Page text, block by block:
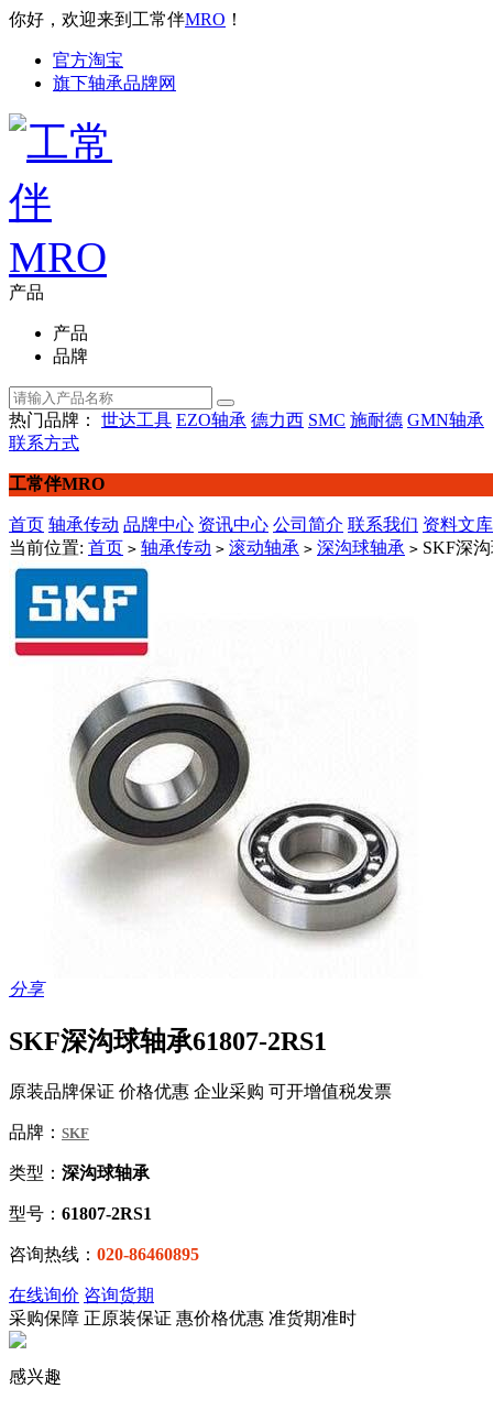
你好，欢迎来到工常伴MRO ！
官方淘宝
旗下轴承品牌网
产品
产品
品牌
热门品牌： 世达工具 EZO轴承 德力西 SMC 施耐德 GMN轴承
联系方式
工常伴MRO
首页 轴承传动 品牌中心 资讯中心 公司简介 联系我们 资料文库
当前位置: 首页 > 轴承传动 > 滚动轴承 > 深沟球轴承 > SKF深
分享
SKF深沟球轴承61807-2RS1
原装品牌保证 价格优惠 企业采购 可开增值税发票
品牌： SKF
类型： 深沟球轴承
型号： 61807-2RS1
咨询热线： 020-86460895
在线询价 咨询货期
采购保障 正原装保证 惠价格优惠 准货期准时
感兴趣